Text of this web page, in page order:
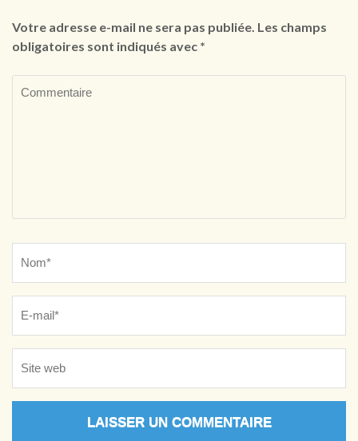
Votre adresse e-mail ne sera pas publiée. Les champs
obligatoires sont indiqués avec *